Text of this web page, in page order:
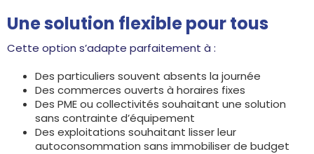
Une solution flexible pour tous
Cette option s’adapte parfaitement à :
Des particuliers souvent absents la journée
Des commerces ouverts à horaires fixes
Des PME ou collectivités souhaitant une solution
sans contrainte d’équipement
Des exploitations souhaitant lisser leur
autoconsommation sans immobiliser de budget